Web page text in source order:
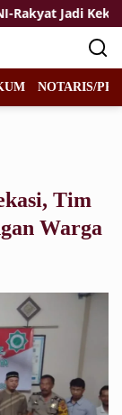
Jadi Kekuatan
NOTARIS/
Tim
Warga